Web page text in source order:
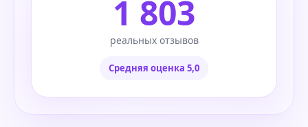
1 803
реальных отзывов
Средняя оценка 5,0